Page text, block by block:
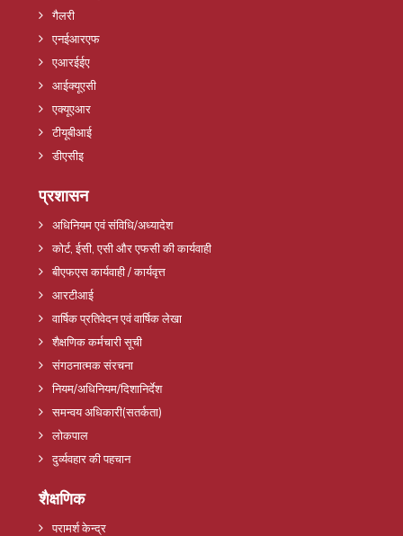
गैलरी
एनईआरएफ
एआरईईए
आईक्यूएसी
एक्यूएआर
टीयूबीआई
डीएसीइ
प्रशासन
अधिनियम एवं संविधि/अध्यादेश
कोर्ट, ईसी, एसी और एफसी की कार्यवाही
बीएफएस कार्यवाही / कार्यवृत्त
आरटीआई
वार्षिक प्रतिवेदन एवं वार्षिक लेखा
शैक्षणिक कर्मचारी सूची
संगठनात्मक संरचना
नियम/अधिनियम/दिशानिर्देश
समन्वय अधिकारी(सतर्कता)
लोकपाल
दुर्व्यवहार की पहचान
शैक्षणिक
परामर्श केन्द्र